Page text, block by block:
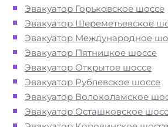
Эвакуатор Горьковское шоссе
Эвакуатор Шереметьевское
Эвакуатор Международное
Эвакуатор Пятницкое шоссе
Эвакуатор Открытое шоссе
Эвакуатор Рублевское шоссе
Эвакуатор Волоколамское
Эвакуатор Осташковское
поддержка-
в Митино
24 часа в сутки
услугу "эвакуатор
по номеру телефона или
на сайте компании